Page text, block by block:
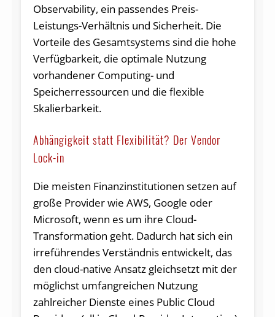
Observability, ein passendes Preis-
Leistungs-Verhältnis und Sicherheit. Die
Vorteile des Gesamtsystems sind die hohe
Verfügbarkeit, die optimale Nutzung
vorhandener Computing- und
Speicherressourcen und die flexible
Skalierbarkeit.
Abhängigkeit statt Flexibilität? Der Vendor
Lock-in
Die meisten Finanzinstitutionen setzen auf
große Provider wie AWS, Google oder
Microsoft, wenn es um ihre Cloud-
Transformation geht. Dadurch hat sich ein
irreführendes Verständnis entwickelt, das
den cloud-native Ansatz gleichsetzt mit der
möglichst umfangreichen Nutzung
zahlreicher Dienste eines Public Cloud